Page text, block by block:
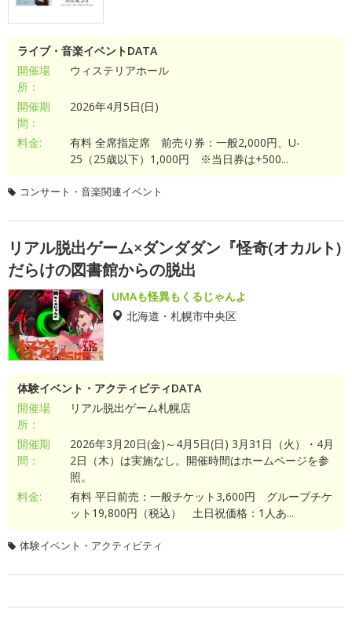
ライブ・音楽イベントDATA
開催場
所：
ウィステリアホール
開催期
間：
2026年4月5日(日)
料金:
有料 全席指定席 前売り券：一般2,000円、U-
25（25歳以下）1,000円 ※当日券は+500...
コンサート・音楽関連イベント
リアル脱出ゲーム×ダンダダン『怪奇(オカルト)
だらけの図書館からの脱出
UMAも怪異もくるじゃんよ
北海道・札幌市中央区
体験イベント・アクティビティDATA
開催場
所：
リアル脱出ゲーム札幌店
開催期
間：
2026年3月20日(金)～4月5日(日) 3月31日（火）・4月
2日（木）は実施なし。開催時間はホームページを参
照。
料金:
有料 平日前売：一般チケット3,600円 グループチケ
ット19,800円（税込） 土日祝価格：1人あ...
体験イベント・アクティビティ